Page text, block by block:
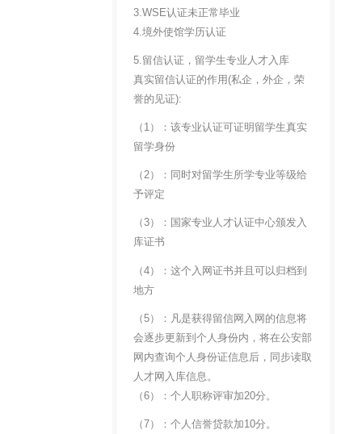
3.WSE认证未正常毕业
4.境外使馆学历认证
5.留信认证，留学生专业人才入库
真实留信认证的作用(私企，外企，荣
誉的见证):
（1）：该专业认证可证明留学生真实
留学身份
（2）：同时对留学生所学专业等级给
予评定
（3）：国家专业人才认证中心颁发入
库证书
（4）：这个入网证书并且可以归档到
地方
（5）：凡是获得留信网入网的信息将
会逐步更新到个人身份内，将在公安部
网内查询个人身份证信息后，同步读取
人才网入库信息。
（6）：个人职称评审加20分。
（7）：个人信誉贷款加10分。